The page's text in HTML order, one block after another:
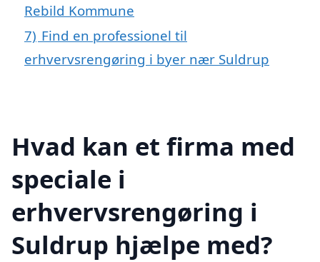
Rebild Kommune
7) Find en professionel til
erhvervsrengøring i byer nær Suldrup
Hvad kan et firma med
speciale i
erhvervsrengøring i
Suldrup hjælpe med?